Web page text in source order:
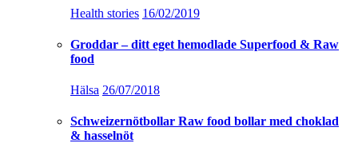
Health stories 16/02/2019
Groddar – ditt eget hemodlade Superfood & Raw
food
Hälsa 26/07/2018
Schweizernötbollar Raw food bollar med choklad
& hasselnöt